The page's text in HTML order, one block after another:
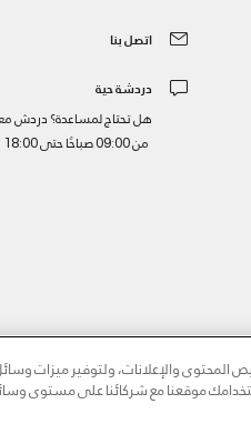
اتصل بنا
دردشة حية
هل تحتاج لمساعدة؟ دردش
من 09:00 صباحًا حتى 18:00 مساءً
والإعلانات، ولتوفير ميزات
موقعنا مع شركائنا على مستوى